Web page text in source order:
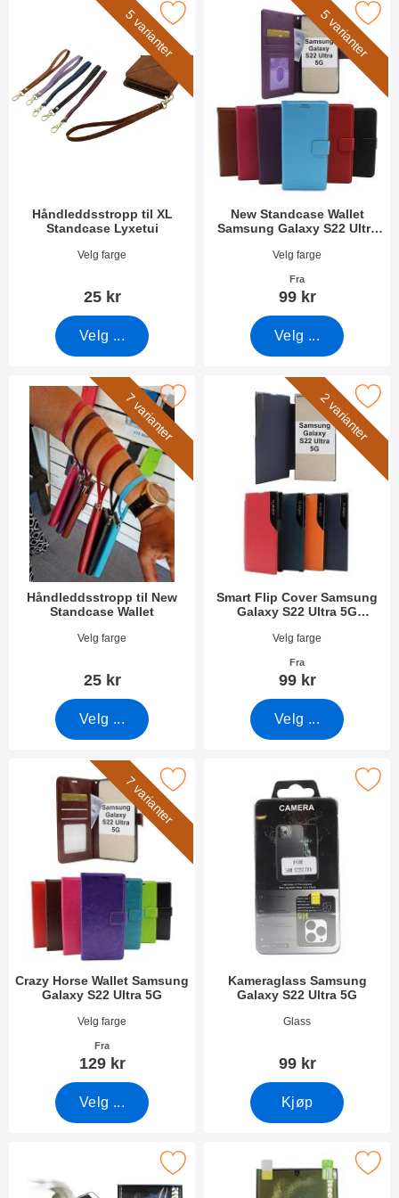
5 varianter
Håndleddsstropp til XL
Standcase Lyxetui
Varenummer 50276
Velg farge
25 kr
Velg ...
håndleddsstropp til XL Standcase Lyxetui som favoritt
5 varianter
New Standcase Wallet
Samsung Galaxy S22 Ultra
Varenummer 43332
Velg farge
Fra
99 kr
Velg ...
Merk new Standcase Wallet Samsung
7 varianter
Håndleddsstropp til New
Standcase Wallet
Varenummer 40789
Velg farge
25 kr
Velg ...
håndleddsstropp til New Standcase Wallet som favoritt
2 varianter
Smart Flip Cover Samsung
Galaxy S22 Ultra 5G
Varenummer 43805
Velg farge
Fra
99 kr
Velg ...
Merk smart Flip Cover Samsung Galaxy
7 varianter
Crazy Horse Wallet Samsung
Galaxy S22 Ultra 5G
Varenummer 43280
Velg farge
Fra
129 kr
Velg ...
Horse Wallet Samsung Galaxy S22 Ultra 5G som favoritt
Kameraglass Samsung
Galaxy S22 Ultra 5G
Varenummer 43270
Glass
99 kr
Kjøp
Merk kameraglass Samsung
av glass Samsung Galaxy S22 Ultra 5G
Merk full Screen Skjermbeskyttelse